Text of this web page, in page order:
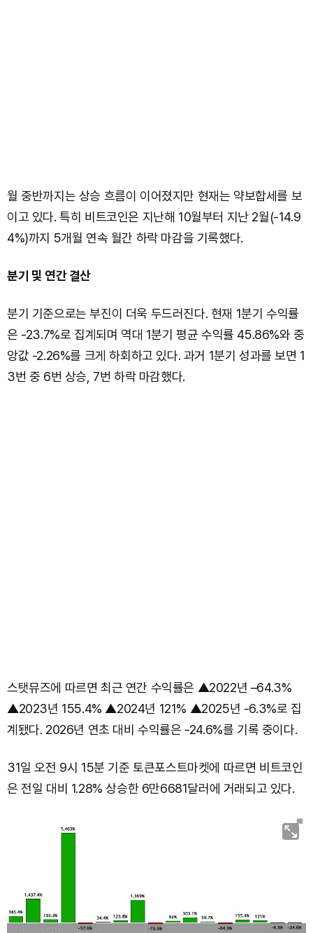
월 중반까지는 상승 흐름이 이어졌지만 현재는 약보합세를 보
이고 있다. 특히 비트코인은 지난해 10월부터 지난 2월(-14.9
4%)까지 5개월 연속 월간 하락 마감을 기록했다.
분기 및 연간 결산
분기 기준으로는 부진이 더욱 두드러진다. 현재 1분기 수익률
은 -23.7%로 집계되며 역대 1분기 평균 수익률 45.86%와 중
앙값 -2.26%를 크게 하회하고 있다. 과거 1분기 성과를 보면 1
3번 중 6번 상승, 7번 하락 마감했다.
스탯뮤즈에 따르면 최근 연간 수익률은 ▲2022년 –64.3%
▲2023년 155.4% ▲2024년 121% ▲2025년 -6.3%로 집
계됐다. 2026년 연초 대비 수익률은 -24.6%를 기록 중이다.
31일 오전 9시 15분 기준 토큰포스트마켓에 따르면 비트코인
은 전일 대비 1.28% 상승한 6만6681달러에 거래되고 있다.